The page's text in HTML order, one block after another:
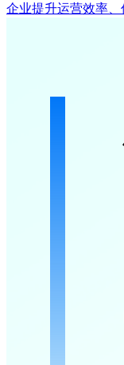
企业提升运营效率